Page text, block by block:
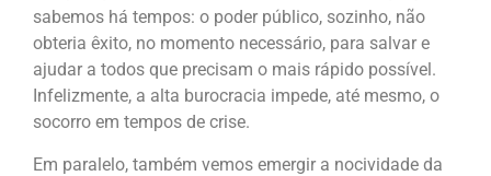
sabemos há tempos: o poder público, sozinho, não
obteria êxito, no momento necessário, para salvar e
ajudar a todos que precisam o mais rápido possível.
Infelizmente, a alta burocracia impede, até mesmo, o
socorro em tempos de crise.
Em paralelo, também vemos emergir a nocividade da